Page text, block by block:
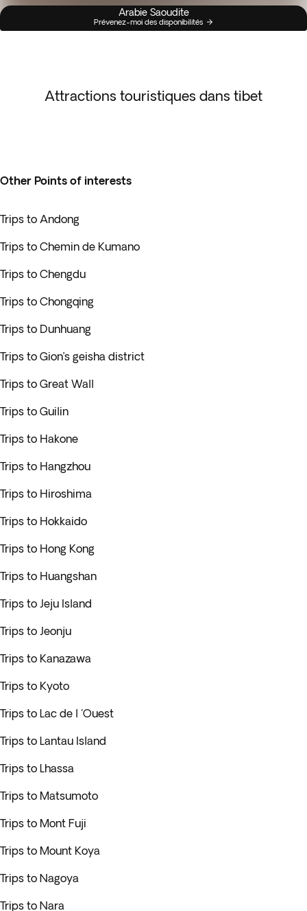
Arabie Saoudite
Prévenez-moi des disponibilités
Attractions touristiques dans tibet
Other Points of interests
Trips to Andong
Trips to Chemin de Kumano
Trips to Chengdu
Trips to Chongqing
Trips to Dunhuang
Trips to Gion’s geisha district
Trips to Great Wall
Trips to Guilin
Trips to Hakone
Trips to Hangzhou
Trips to Hiroshima
Trips to Hokkaido
Trips to Hong Kong
Trips to Huangshan
Trips to Jeju Island
Trips to Jeonju
Trips to Kanazawa
Trips to Kyoto
Trips to Lac de l 'Ouest
Trips to Lantau Island
Trips to Lhassa
Trips to Matsumoto
Trips to Mont Fuji
Trips to Mount Koya
Trips to Nagoya
Trips to Nara